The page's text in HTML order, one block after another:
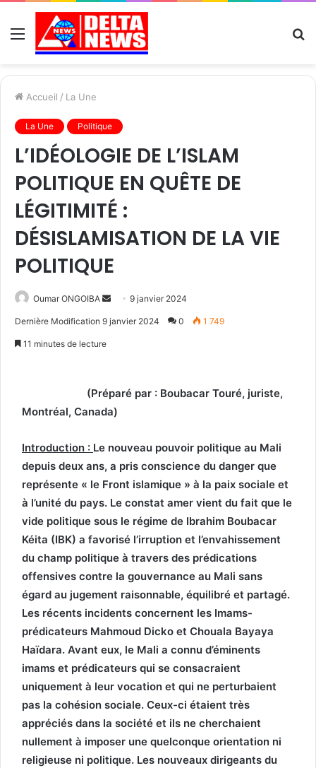
Menu
Accueil / La Une
La Une Politique
L’IDÉOLOGIE DE L’ISLAM
POLITIQUE EN QUÊTE DE
LÉGITIMITÉ :
DÉSISLAMISATION DE LA VIE
POLITIQUE
Oumar ONGOIBA
Send9 janvier 2024
Dernière Modification 9 janvier 2024 0 1 749
11 minutes de lecture
(Préparé par : Boubacar Touré, juriste,
Montréal, Canada)
Introduction : Le nouveau pouvoir politique au Mali
depuis deux ans, a pris conscience du danger que
représente « le Front islamique » à la paix sociale et
à l’unité du pays. Le constat amer vient du fait que le
vide politique sous le régime de Ibrahim Boubacar
Kéita (IBK) a favorisé l’irruption et l’envahissement
du champ politique à travers des prédications
offensives contre la gouvernance au Mali sans
égard au jugement raisonnable, équilibré et partagé.
Les récents incidents concernent les Imams-
prédicateurs Mahmoud Dicko et Chouala Bayaya
Haïdara. Avant eux, le Mali a connu d’éminents
imams et prédicateurs qui se consacraient
uniquement à leur vocation et qui ne perturbaient
pas la cohésion sociale. Ceux-ci étaient très
appréciés dans la société et ils ne cherchaient
nullement à imposer une quelconque orientation ni
religieuse ni politique. Les nouveaux dirigeants du